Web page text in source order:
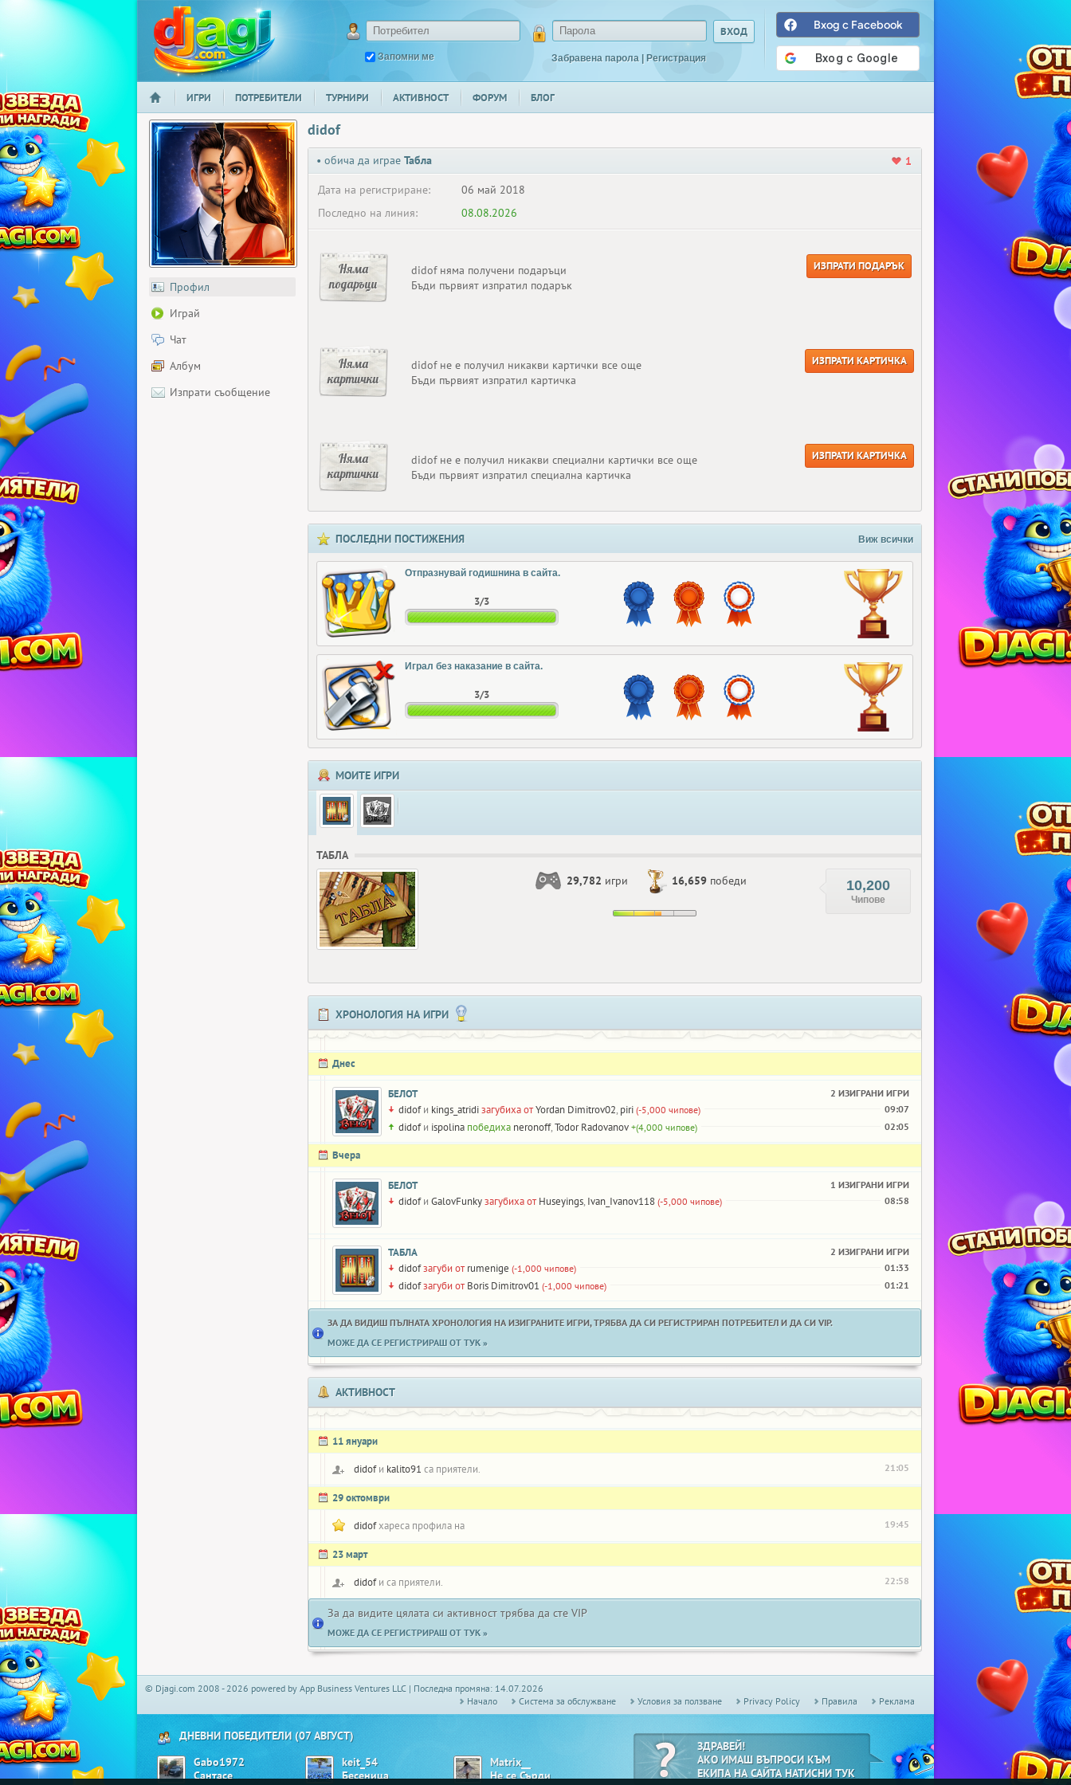
djagi.com
Запомни ме Забравена парола | Регистрация
Вход с Facebook
НАЧАЛО
ИГРИ ПОТРЕБИТЕЛИ ТУРНИРИ АКТИВНОСТ ФОРУМ БЛОГ
Профил
Играй
Чат
Албум
Изпрати съобщение
didof
• обича да играе Табла
1
Дата на регистриране:
06 май 2018
Последно на линия:
08.08.2026
Няма
подаръци
didof няма получени подаръци
Бъди първият изпратил подарък
ИЗПРАТИ ПОДАРЪК
Няма
картички
didof не е получил никакви картички все още
Бъди първият изпратил картичка
ИЗПРАТИ КАРТИЧКА
Няма
картички
didof не е получил никакви специални картички все още
Бъди първият изпратил специална картичка
ИЗПРАТИ КАРТИЧКА
ПОСЛЕДНИ ПОСТИЖЕНИЯ Виж всички
Отпразнувай годишнина в сайта.
3/3
Играл без наказание в сайта.
3/3
МОИТЕ ИГРИ
ТАБЛА
29,782 игри 16,659 победи 10,200
Чипове
ХРОНОЛОГИЯ НА ИГРИ
Днес
БЕЛОТ 2 ИЗИГРАНИ ИГРИ
didofи kings_atridiзагубиха отYordan Dimitrov02, piri (-5,000 чипове) 09:07
didofи ispolina победиха neronoff,Todor Radovanov +(4,000 чипове) 02:05
Вчера
БЕЛОТ 1 ИЗИГРАНИ ИГРИ
didofи GalovFunkyзагубиха от Huseyings, Ivan_Ivanov118 (-5,000 чипове) 08:58
ТАБЛА 2 ИЗИГРАНИ ИГРИ
didofзагуби от rumenige (-1,000 чипове) 01:33
didofзагуби от Boris Dimitrov01 (-1,000 чипове) 01:21
ЗА ДА ВИДИШ ПЪЛНАТА ХРОНОЛОГИЯ НА ИЗИГРАНИТЕ ИГРИ, ТРЯБВА ДА СИ РЕГИСТРИРАН ПОТРЕБИТЕЛ И ДА СИ VIP.
МОЖЕ ДА СЕ РЕГИСТРИРАШ ОТ ТУК »
АКТИВНОСТ
11 януари
didofи kalito91 са приятели. 21:05
29 октомври
didofхареса профила на 19:45
23 март
didofи са приятели. 22:58
За да видите цялата си активност трябва да сте VIP
МОЖЕ ДА СЕ РЕГИСТРИРАШ ОТ ТУК »
© Djagi.com 2008 - 2026 powered by App Business Ventures LLC | Последна промяна: 14.07.2026
Начало
Системa за обслужване Условия за ползване Privacy Policy Правила Реклама
ДНЕВНИ ПОБЕДИТЕЛИ (07 АВГУСТ)
Gabo1972
Сантасе
keit_54
Бесеница
Matrix__
Не се Сърди
ЗДРАВЕЙ!
АКО ИМАШ ВЪПРОСИ КЪМ
ЕКИПА НА САЙТА НАТИСНИ ТУК